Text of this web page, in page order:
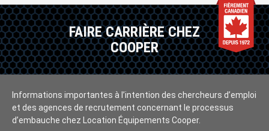
FAIRE CARRIÈRE CHEZ
COOPER
Informations importantes à l’intention des chercheurs d’emploi
et des agences de recrutement concernant le processus
d’embauche chez Location Équipements Cooper.